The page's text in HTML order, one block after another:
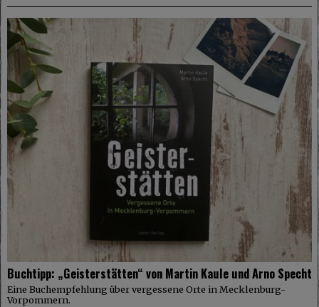
Buchtipp: „Geisterstätten“ von Martin Kaule und Arno Specht
Eine Buchempfehlung über vergessene Orte in Mecklenburg-
Vorpommern.